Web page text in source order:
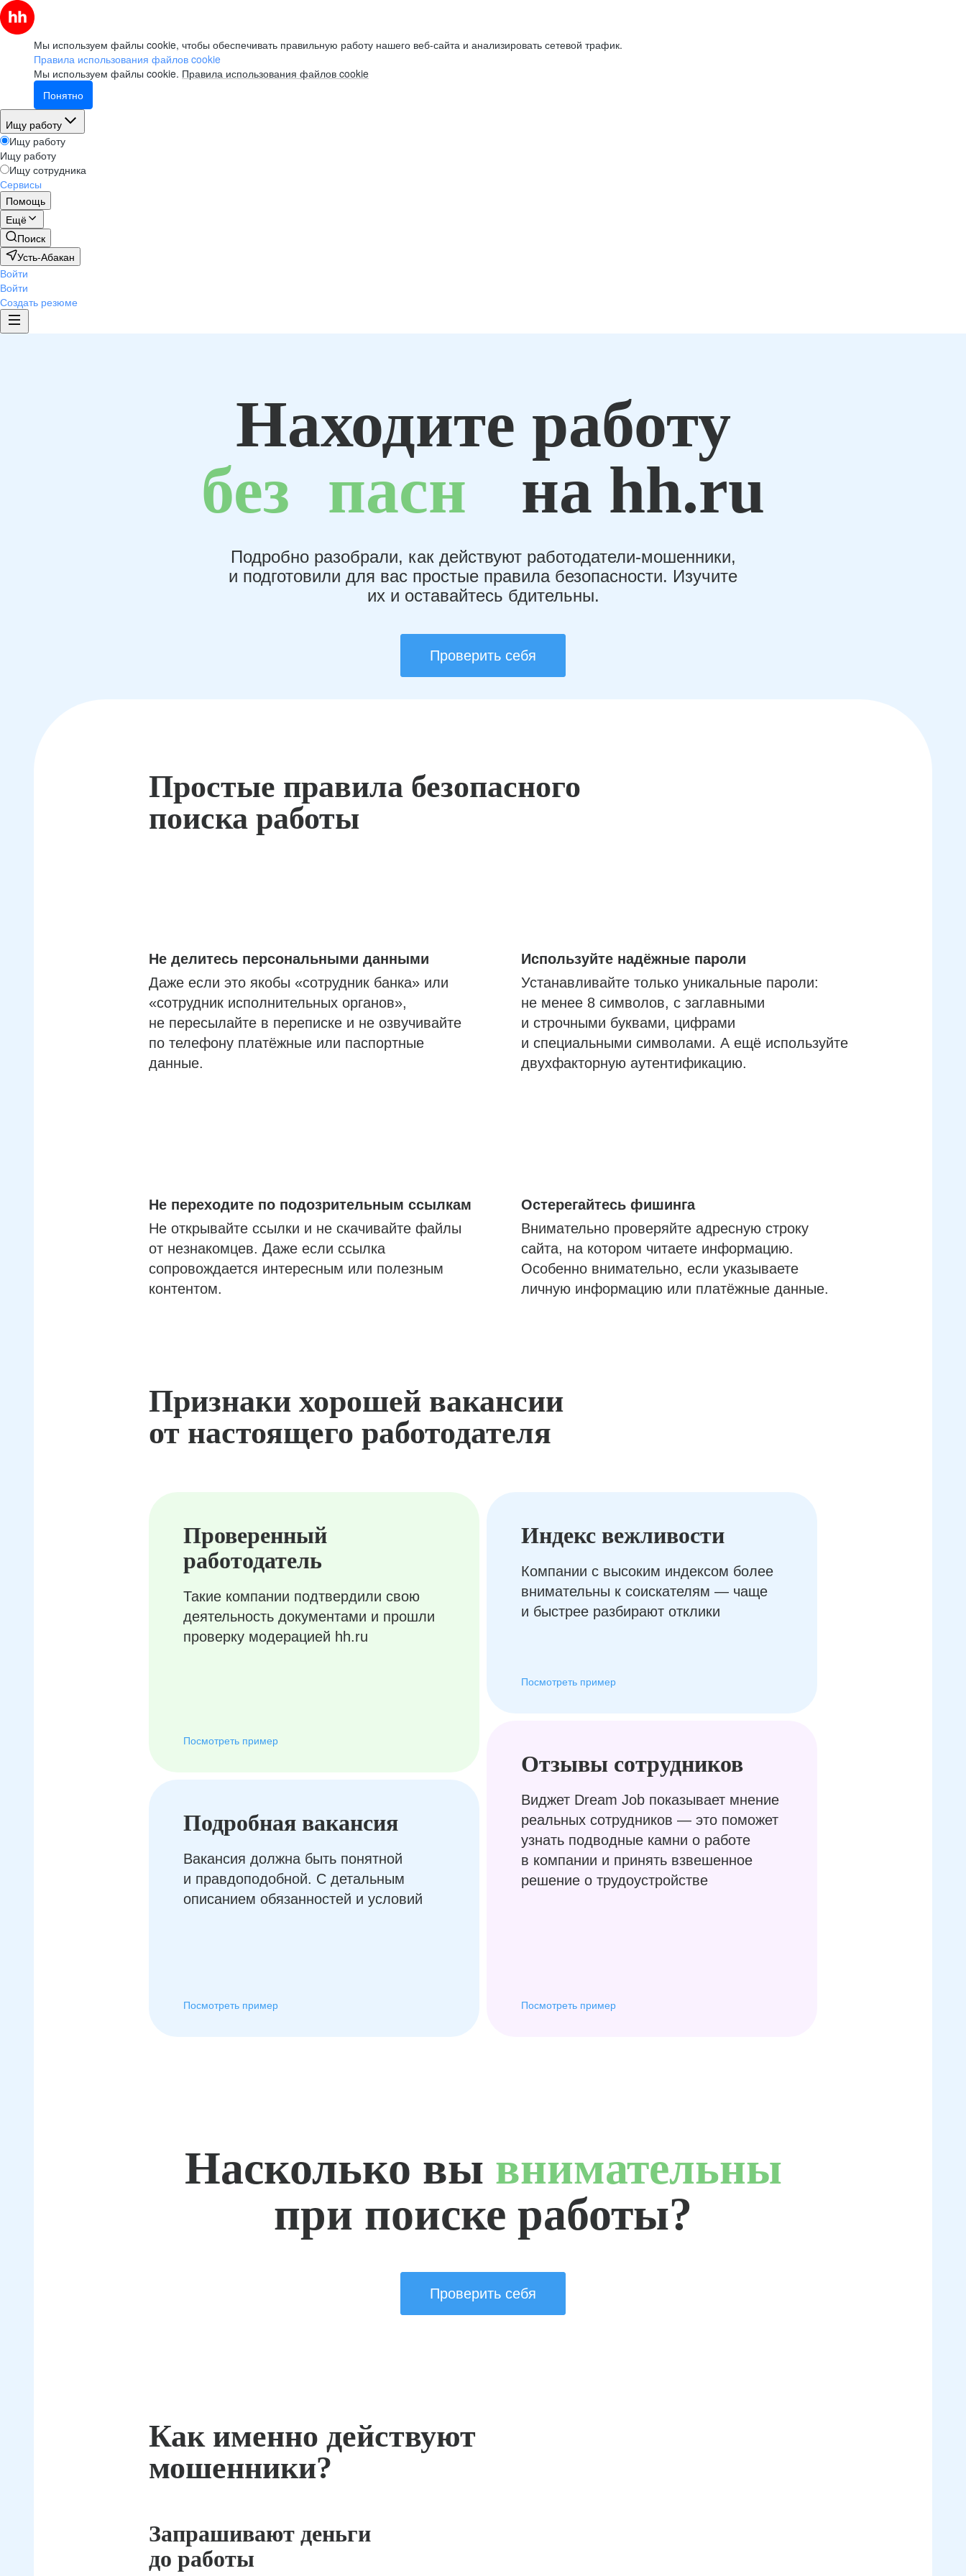
Мы используем файлы cookie, чтобы обеспечивать правильную работу нашего веб-сайта и анализировать сетевой трафик.
Правила использования файлов cookie
Мы используем файлы cookie. Правила использования файлов cookie
Понятно
Ищу работу
Ищу работу
Ищу работу
Ищу сотрудника
Сервисы
Помощь
Ещё
Поиск
Усть-Абакан
Войти
Войти
Создать резюме
Находите работу
без пасн на hh.ru
Подробно разобрали, как действуют работодатели-мошенники,
и подготовили для вас простые правила безопасности. Изучите
их и оставайтесь бдительны.
Проверить себя
Простые правила безопасного
поиска работы
Не делитесь персональными данными
Даже если это якобы «сотрудник банка» или
«сотрудник исполнительных органов»,
не пересылайте в переписке и не озвучивайте
по телефону платёжные или паспортные
данные.
Используйте надёжные пароли
Устанавливайте только уникальные пароли:
не менее 8 символов, с заглавными
и строчными буквами, цифрами
и специальными символами. А ещё используйте
двухфакторную аутентификацию.
Не переходите по подозрительным ссылкам
Не открывайте ссылки и не скачивайте файлы
от незнакомцев. Даже если ссылка
сопровождается интересным или полезным
контентом.
Остерегайтесь фишинга
Внимательно проверяйте адресную строку
сайта, на котором читаете информацию.
Особенно внимательно, если указываете
личную информацию или платёжные данные.
Признаки хорошей вакансии
от настоящего работодателя
Проверенный
работодатель
Такие компании подтвердили свою
деятельность документами и прошли
проверку модерацией hh.ru
Посмотреть пример
Подробная вакансия
Вакансия должна быть понятной
и правдоподобной. С детальным
описанием обязанностей и условий
Посмотреть пример
Отзывы сотрудников
Виджет Dream Job показывает мнение
реальных сотрудников — это поможет
узнать подводные камни о работе
в компании и принять взвешенное
решение о трудоустройстве
Посмотреть пример
Индекс вежливости
Компании с высоким индексом более
внимательны к соискателям — чаще
и быстрее разбирают отклики
Посмотреть пример
Насколько вы внимательны
при поиске работы?
Проверить себя
Как именно действуют
мошенники?
Запрашивают деньги
до работы